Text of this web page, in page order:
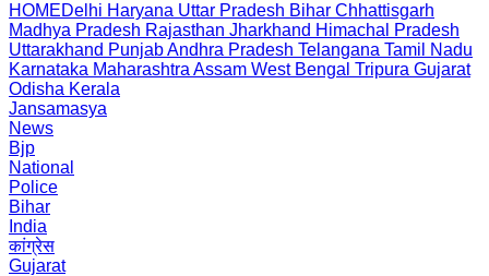
HOMEDelhi Haryana Uttar Pradesh Bihar Chhattisgarh
Madhya Pradesh Rajasthan Jharkhand Himachal Pradesh
Uttarakhand PunjabAndhra Pradesh Telangana Tamil Nadu
Karnataka Maharashtra Assam West Bengal Tripura Gujarat
Odisha Kerala
Jansamasya
News
Bjp
National
Police
Bihar
India
कांग्रेस
Gujarat